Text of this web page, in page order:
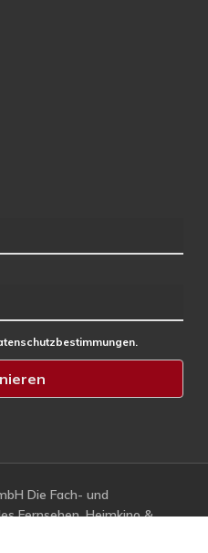
Die Fach- und
Fernsehen, Heimkino &